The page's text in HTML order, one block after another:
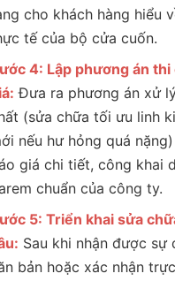
cho khách hàng hiểu
tế của bộ cửa cuốn.
4: Lập phương án thi
Đưa ra phương án xử
(sửa chữa tối ưu linh
nếu hư hỏng quá
giá chi tiết, công khai
chuẩn của công ty.
5: Triển khai sửa
Sau khi nhận được sự
bản hoặc xác nhận